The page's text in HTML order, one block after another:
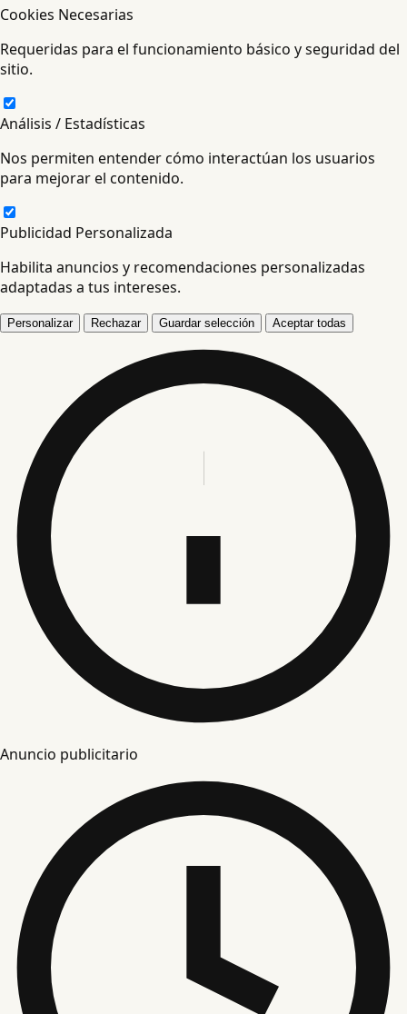
Cookies Necesarias
Requeridas para el funcionamiento básico y seguridad del
sitio.
Análisis / Estadísticas
Nos permiten entender cómo interactúan los usuarios
para mejorar el contenido.
Publicidad Personalizada
Habilita anuncios y recomendaciones personalizadas
adaptadas a tus intereses.
Personalizar Rechazar Guardar selección Aceptar todas
Anuncio publicitario